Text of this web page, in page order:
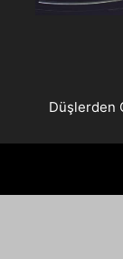
Düşlerden